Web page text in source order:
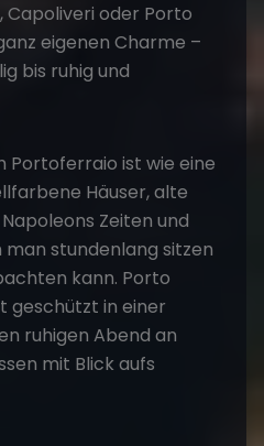
oder Porto
eigenen Charme –
bis ruhig und
Portoferraio ist wie eine
Häuser, alte
Zeiten und
man stundenlang sitzen
kann. Porto
geschützt in einer
ruhigen Abend an
mit Blick aufs